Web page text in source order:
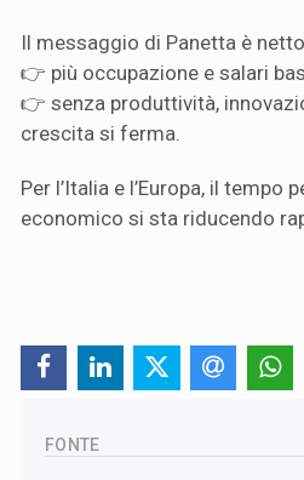
Il messaggio di Panetta è
👉 più occupazione e salari
👉 senza produttività,
crescita si ferma.
Per l’Italia e l’Europa, il tempo
economico si sta riducendo
FONTE